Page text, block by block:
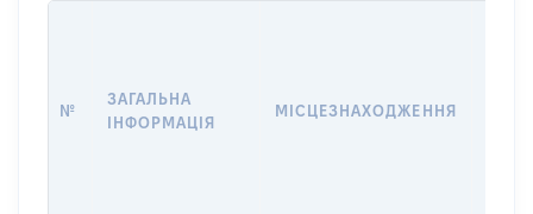
№
ЗАГАЛЬНА
ІНФОРМАЦІЯ
МІСЦЕЗНАХОДЖЕННЯ